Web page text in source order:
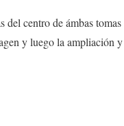
del centro de ámbas tomas
y luego la ampliación y